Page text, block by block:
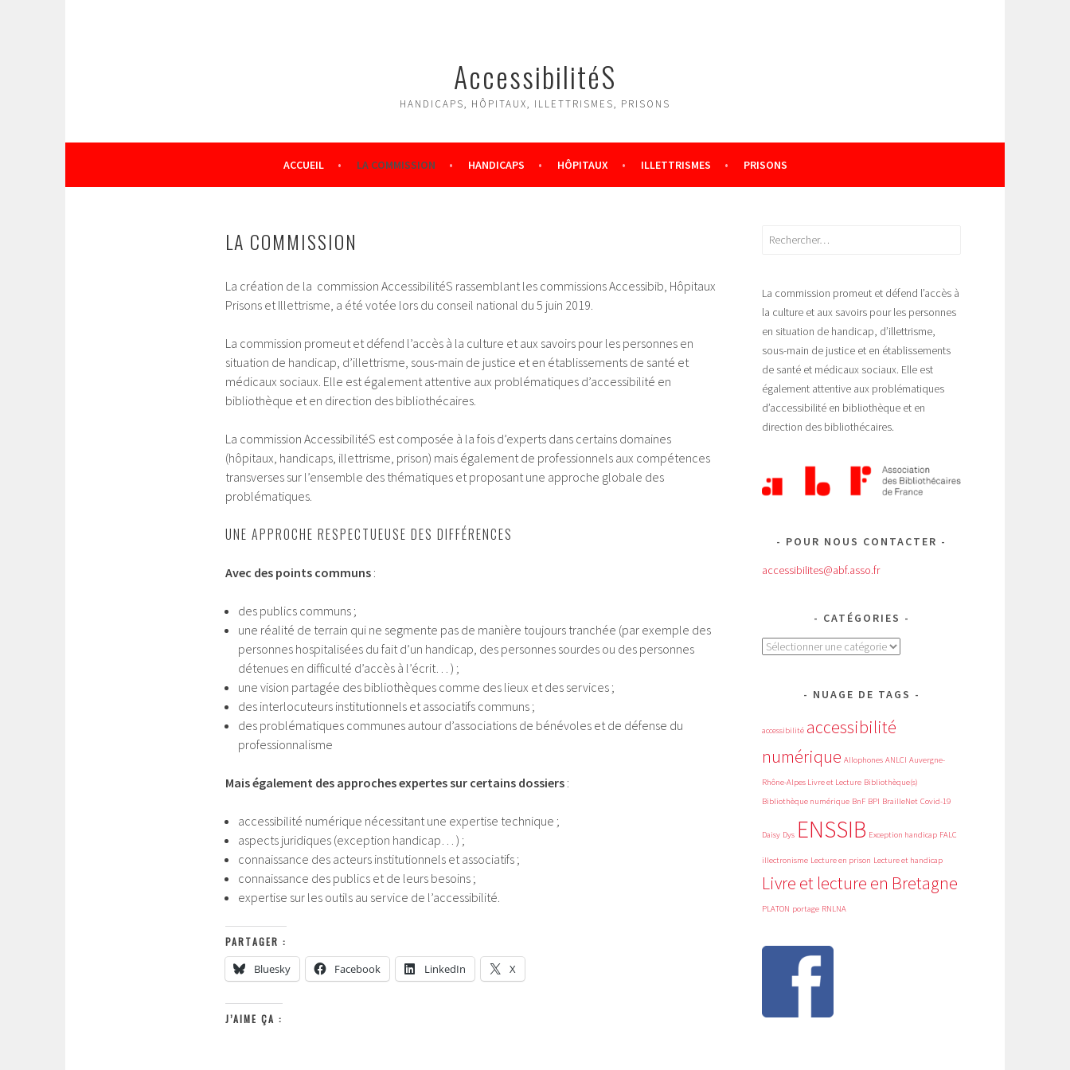
AccessibilitéS
HANDICAPS, HÔPITAUX, ILLETTRISMES, PRISONS
ACCUEIL LA COMMISSION HANDICAPS HÔPITAUX ILLETTRISMES PRISONS
LA COMMISSION
La création de la commission AccessibilitéS rassemblant les commissions Accessibib, Hôpitaux
Prisons et Illettrisme, a été votée lors du conseil national du 5 juin 2019.
La commission promeut et défend l’accès à la culture et aux savoirs pour les personnes en
situation de handicap, d’illettrisme, sous-main de justice et en établissements de santé et
médicaux sociaux. Elle est également attentive aux problématiques d’accessibilité en
bibliothèque et en direction des bibliothécaires.
La commission AccessibilitéS est composée à la fois d’experts dans certains domaines
(hôpitaux, handicaps, illettrisme, prison) mais également de professionnels aux compétences
transverses sur l’ensemble des thématiques et proposant une approche globale des
problématiques.
UNE APPROCHE RESPECTUEUSE DES DIFFÉRENCES
Avec des points communs :
des publics communs ;
une réalité de terrain qui ne segmente pas de manière toujours tranchée (par exemple des
personnes hospitalisées du fait d’un handicap, des personnes sourdes ou des personnes
détenues en difficulté d’accès à l’écrit… ) ;
une vision partagée des bibliothèques comme des lieux et des services ;
des interlocuteurs institutionnels et associatifs communs ;
des problématiques communes autour d’associations de bénévoles et de défense du
professionnalisme
Mais également des approches expertes sur certains dossiers :
accessibilité numérique nécessitant une expertise technique ;
aspects juridiques (exception handicap… ) ;
connaissance des acteurs institutionnels et associatifs ;
connaissance des publics et de leurs besoins ;
expertise sur les outils au service de l’accessibilité.
PARTAGER :
Bluesky Facebook LinkedIn X
J’AIME ÇA :
Rechercher :
La commission promeut et défend l’accès à
la culture et aux savoirs pour les personnes
en situation de handicap, d’illettrisme,
sous-main de justice et en établissements
de santé et médicaux sociaux. Elle est
également attentive aux problématiques
d’accessibilité en bibliothèque et en
direction des bibliothécaires.
POUR NOUS CONTACTER
accessibilites@abf.asso.fr
CATÉGORIES
Catégories
NUAGE DE TAGS
accessibilité accessibilité
numérique Allophones ANLCI Auvergne-
Rhône-Alpes Livre et Lecture Bibliothèque(s)
Bibliothèque numérique BnF BPI BrailleNet Covid-19
Daisy Dys ENSSIB Exception handicap FALC
illectronisme Lecture en prison Lecture et handicap
Livre et lecture en Bretagne
PLATON portage RNLNA